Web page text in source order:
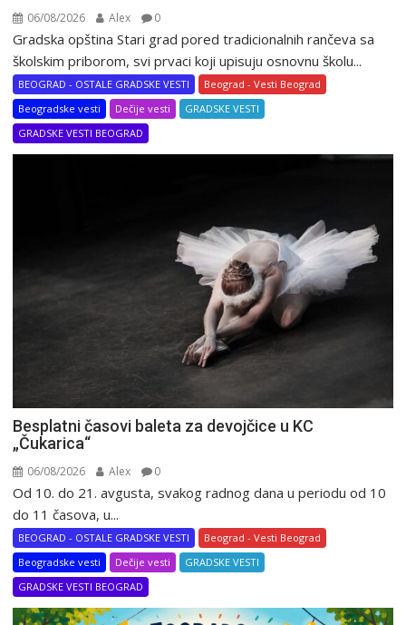
06/08/2026 Alex 0
Gradska opština Stari grad pored tradicionalnih rančeva sa
školskim priborom, svi prvaci koji upisuju osnovnu školu...
BEOGRAD - OSTALE GRADSKE VESTI
Beograd - Vesti Beograd
Beogradske vesti
Dečije vesti
GRADSKE VESTI
GRADSKE VESTI BEOGRAD
Besplatni časovi baleta za devojčice u KC
„Čukarica“
06/08/2026 Alex 0
Od 10. do 21. avgusta, svakog radnog dana u periodu od 10
do 11 časova, u...
BEOGRAD - OSTALE GRADSKE VESTI
Beograd - Vesti Beograd
Beogradske vesti
Dečije vesti
GRADSKE VESTI
GRADSKE VESTI BEOGRAD